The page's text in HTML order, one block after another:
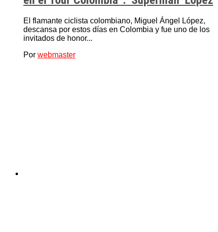
El flamante ciclista colombiano, Miguel Ángel López,
descansa por estos días en Colombia y fue uno de los
invitados de honor...
Por webmaster